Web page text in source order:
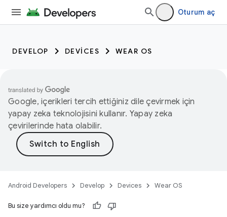
Oturum aç
DEVELOP DEVICES WEAR OS
Google, içerikleri tercih ettiğiniz dile çevirmek için
yapay zeka teknolojisini kullanır. Yapay zeka
çevirilerinde hata olabilir.
Android Developers Develop Devices Wear OS
Bu size yardımcı oldu mu?